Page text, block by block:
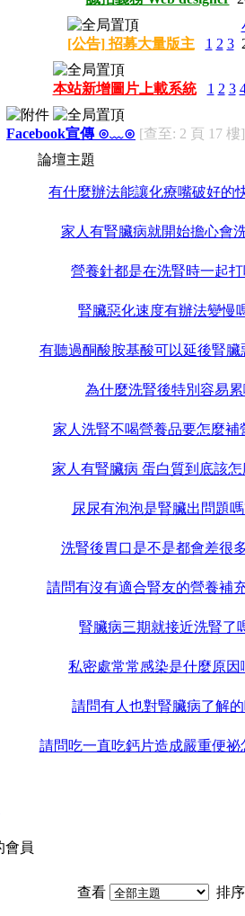
[公告] 招募大量版主 1 2 3
本站新增圖片上載系統 1 2 3
Facebook宣傳 ⊙﹏⊙ [查至: 2 頁 17 樓]
論壇主題
有什麼辦法能讓化療嘴破好的
家人有腎臟病就開始擔心會
營養針都是在洗腎時一起打
腎臟惡化速度有辦法變慢
有聽過酮酸胺基酸可以延後腎臟
為什麼洗腎後特別容易累
家人洗腎不喝營養品要怎麼補
家人有腎臟病 蛋白質到底該怎
尿尿有泡泡是腎臟出問題嗎
洗腎後胃口是不是都會差很
請問有沒有適合腎友的營養補
腎臟病三期就接近洗腎了
私密處常常感染是什麼原因
請問有人也對腎臟病了解
請問吃一直吃鈣片造成嚴重便祕
會員
查看 排